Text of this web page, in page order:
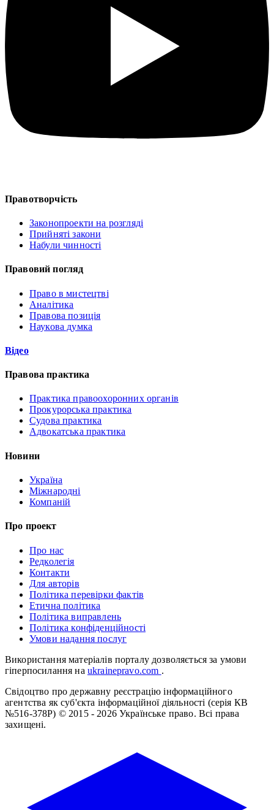
Правотворчість
Законопроекти на розгляді
Прийняті закони
Набули чинності
Правовий погляд
Право в мистецтві
Аналітика
Правова позиція
Наукова думка
Відео
Правова практика
Практика правоохоронних органів
Прокурорська практика
Судова практика
Адвокатська практика
Новини
Україна
Міжнародні
Компаній
Про проект
Про нас
Редколегія
Контакти
Для авторів
Політика перевірки фактів
Етична політика
Політика виправлень
Політика конфіденційності
Умови надання послуг
Використання матеріалів порталу дозволяється за умови
гіперпосилання на ukrainepravo.com .
Свідоцтво про державну реєстрацію інформаційного
агентства як суб'єкта інформаційної діяльності (серія КВ
№516-378Р) © 2015 - 2026 Українське право. Всі права
захищені.